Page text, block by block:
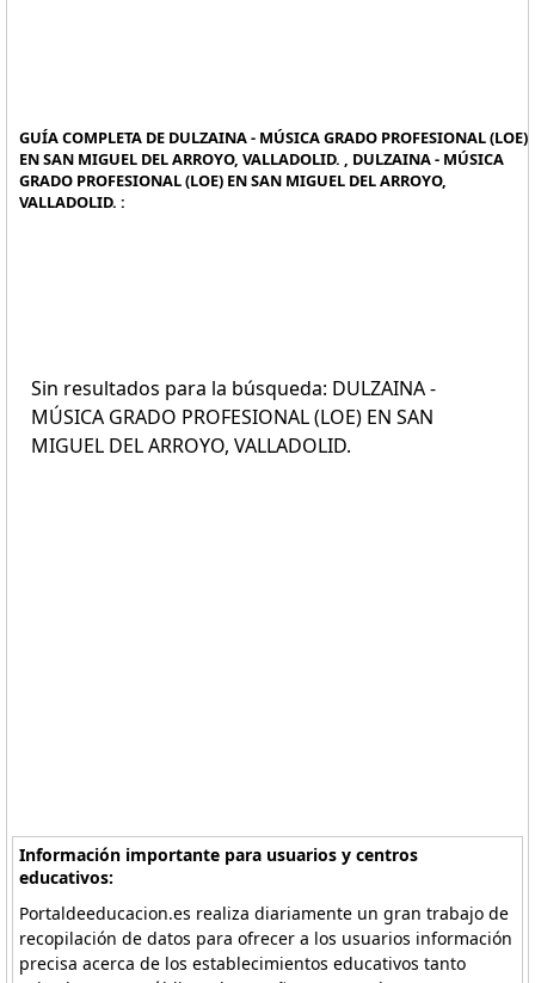
GUÍA COMPLETA DE DULZAINA - MÚSICA GRADO PROFESIONAL (LOE)
EN SAN MIGUEL DEL ARROYO, VALLADOLID. , DULZAINA - MÚSICA
GRADO PROFESIONAL (LOE) EN SAN MIGUEL DEL ARROYO,
VALLADOLID. :
Sin resultados para la búsqueda: DULZAINA -
MÚSICA GRADO PROFESIONAL (LOE) EN SAN
MIGUEL DEL ARROYO, VALLADOLID.
Información importante para usuarios y centros
educativos:
Portaldeeducacion.es realiza diariamente un gran trabajo de
recopilación de datos para ofrecer a los usuarios información
precisa acerca de los establecimientos educativos tanto